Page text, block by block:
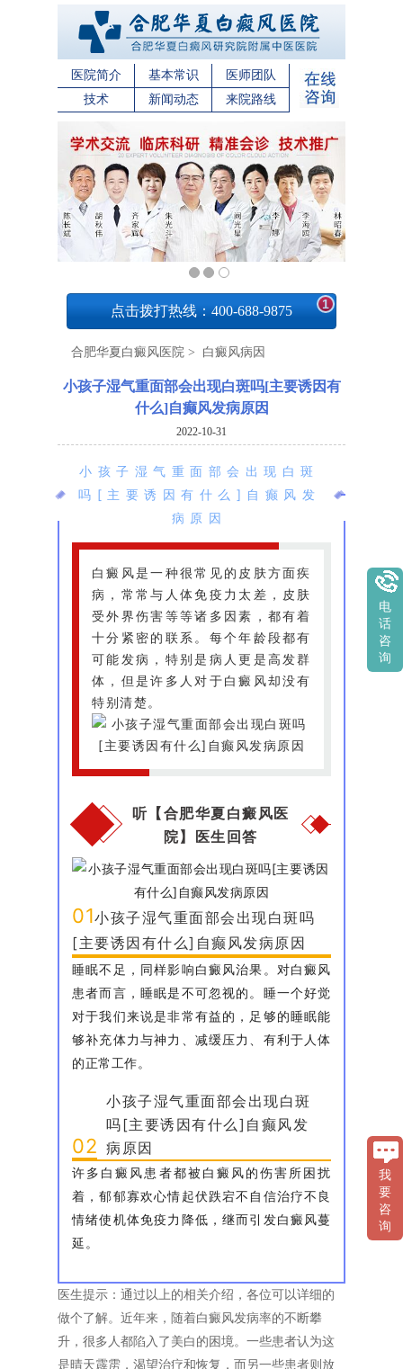
医院简介 基本常识
医师团队
技术
新闻动态 来院路线
点击拨打热线：400-688-9875 1
合肥华夏白癜风医院 > 白癜风病因
小孩子湿气重面部会出现白斑吗[主要诱因有
什么]自癫风发病原因
2022-10-31
小孩子湿气重面部会出现白斑
吗[主要诱因有什么]自癫风发
病原因
白癜风是一种很常见的皮肤方面疾
病，常常与人体免疫力太差，皮肤
受外界伤害等等诸多因素，都有着
十分紧密的联系。每个年龄段都有
可能发病，特别是病人更是高发群
体，但是许多人对于白癜风却没有
特别清楚。
听【合肥华夏白癜风医
院】医生回答
01小孩子湿气重面部会出现白斑吗
[主要诱因有什么]自癫风发病原因
睡眠不足，同样影响白癜风治果。对白癜风
患者而言，睡眠是不可忽视的。睡一个好觉
对于我们来说是非常有益的，足够的睡眠能
够补充体力与神力、减缓压力、有利于人体
的正常工作。
02
小孩子湿气重面部会出现白斑
吗[主要诱因有什么]自癫风发
病原因
许多白癜风患者都被白癜风的伤害所困扰
着，郁郁寡欢心情起伏跌宕不自信治疗不良
情绪使机体免疫力降低，继而引发白癜风蔓
延。
医生提示：通过以上的相关介绍，各位可以详细的
做个了解。近年来，随着白癜风发病率的不断攀
升，很多人都陷入了美白的困境。一些患者认为这
是晴天霹雳，渴望治疗和恢复，而另一些患者则放
我
要
咨
询
电
话
咨
询